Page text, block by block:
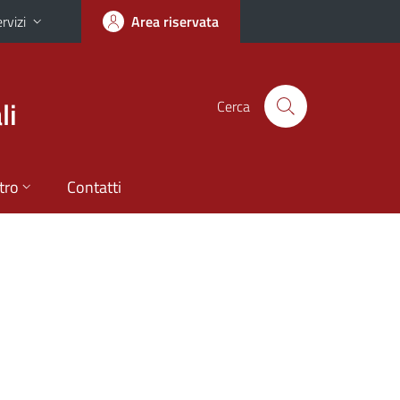
Area riservata
Cerca
Contatti